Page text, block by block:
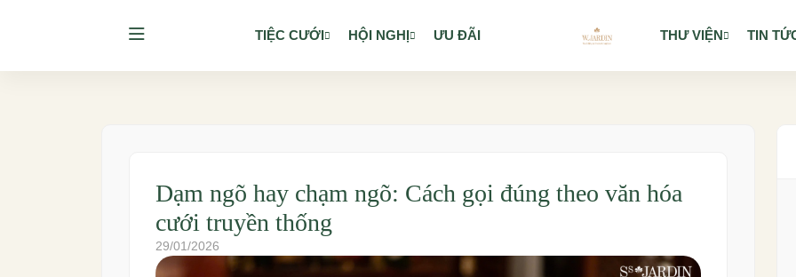
TIỆC CƯỚI HỘI NGHỊ ƯU ĐÃI THƯ VIỆN TIN
Dạm ngõ hay chạm ngõ: Cách gọi đúng theo văn hóa
cưới truyền thống
29/01/2026